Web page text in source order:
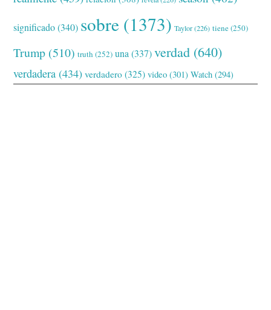
significado(340) sobre (1373) Taylor(226) tiene(250)
Trump (510) truth (252) una(337) verdad (640)
verdadera (434) verdadero (325) video (301) Watch (294)